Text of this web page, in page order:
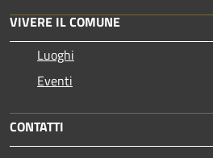
VIVERE IL COMUNE
Luoghi
Eventi
CONTATTI